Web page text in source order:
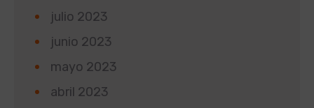
julio 2023
junio 2023
mayo 2023
abril 2023